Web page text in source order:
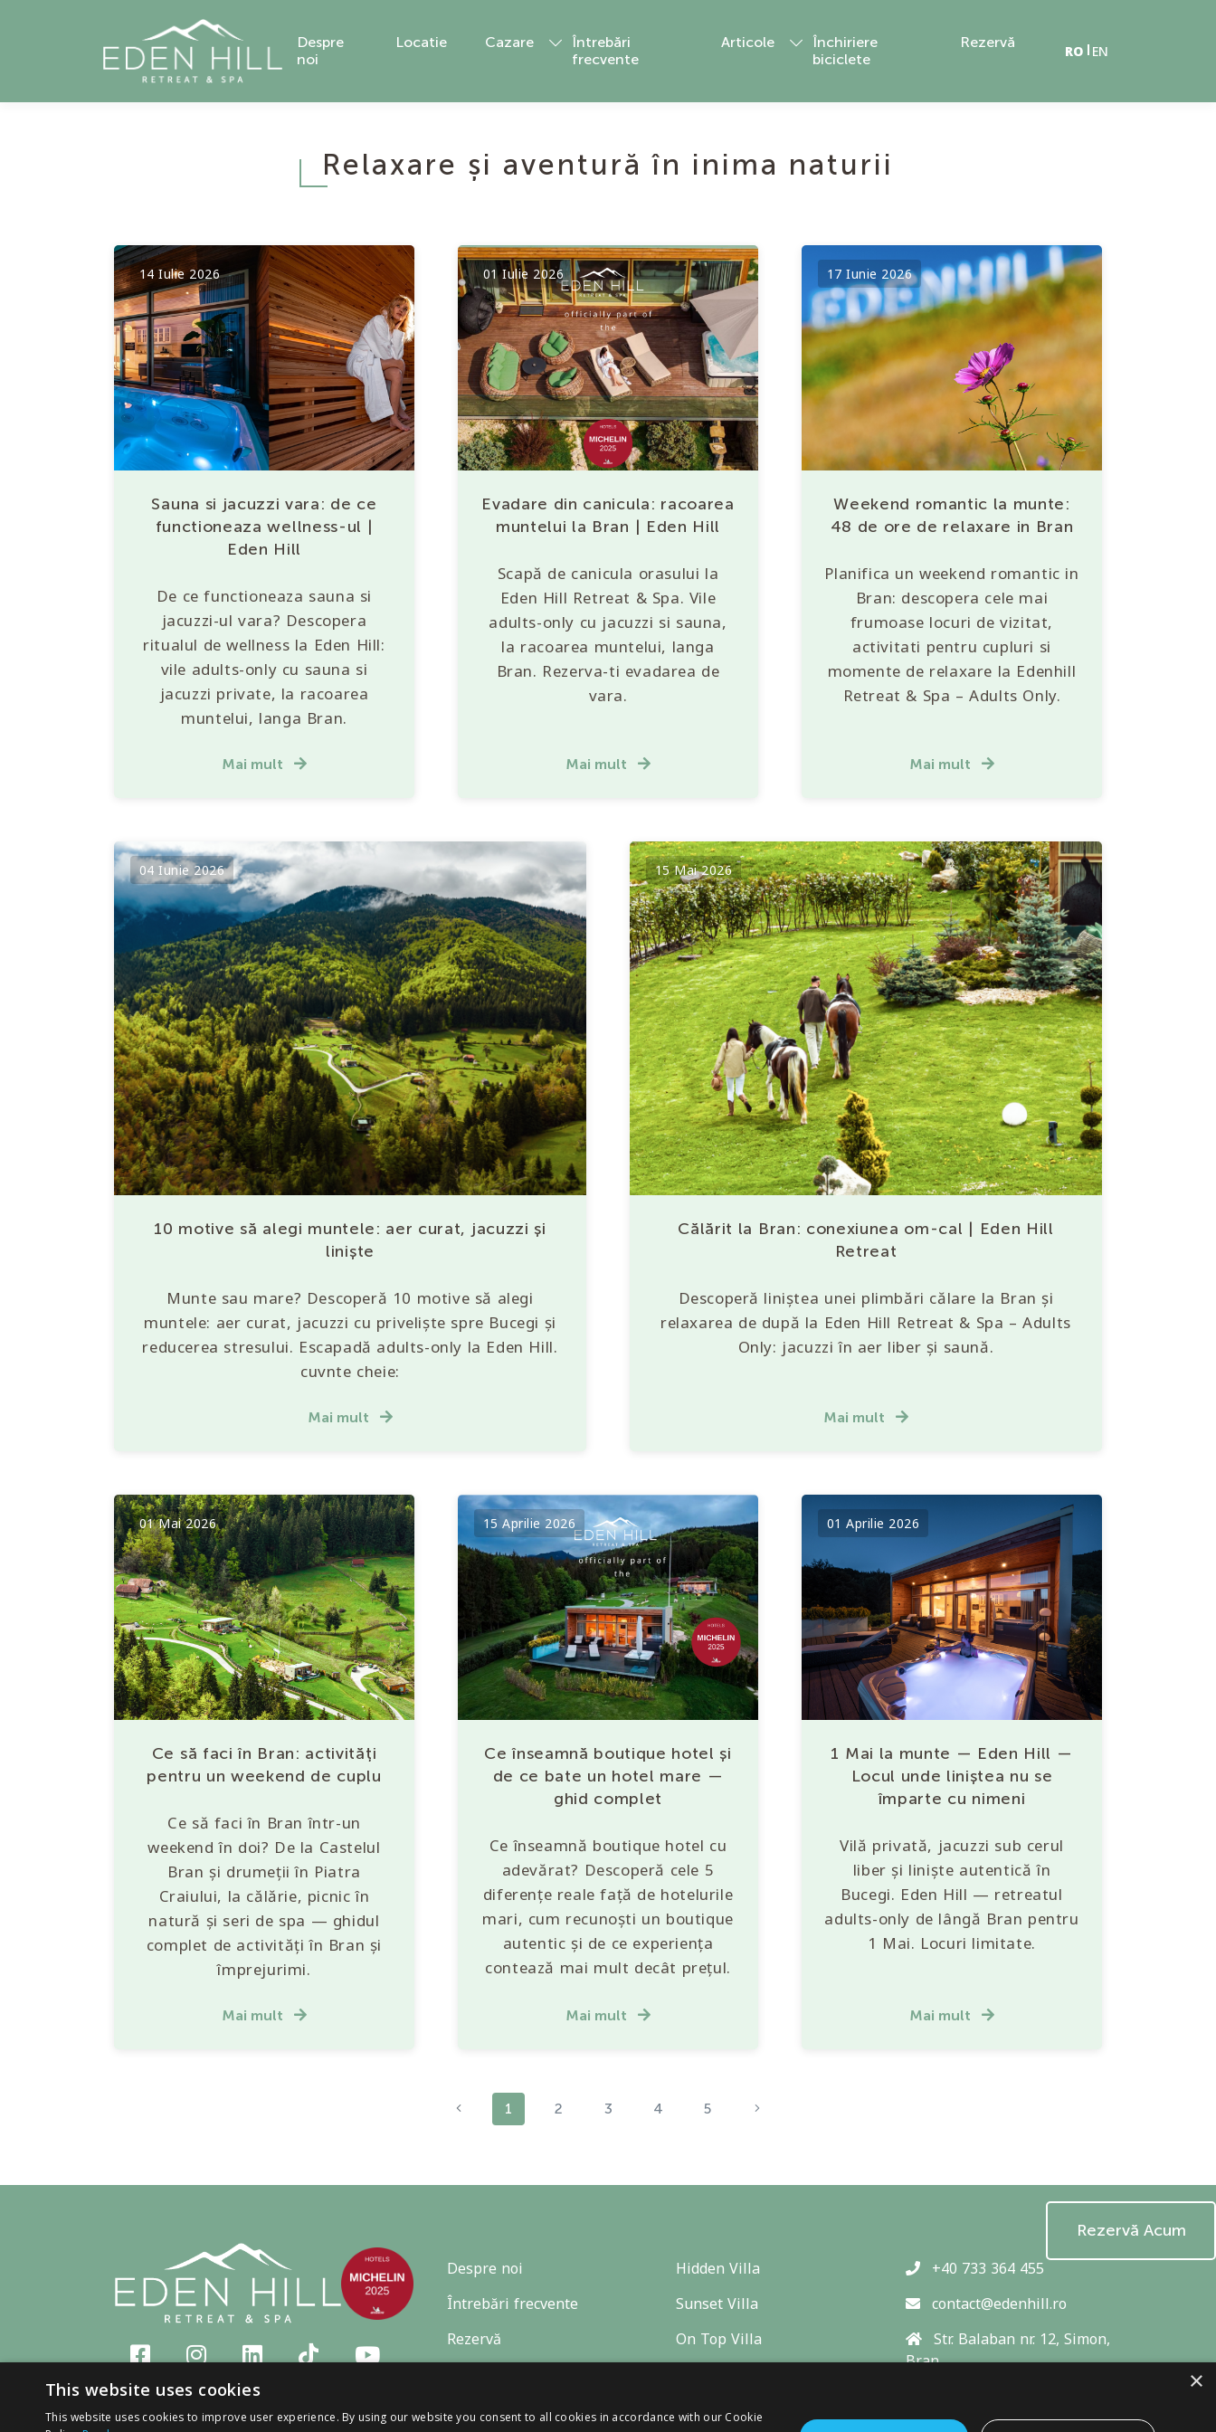
Despre
noi
Locatie Cazare
On Top Villa
Hidden Villa
Întrebări
frecvente
Articole
Blog
Închiriere
biciclete
Rezervă
RO EN
Rezervă Acum
Relaxare și aventură în inima naturii
14 Iulie 2026
Sauna si jacuzzi vara: de ce
functioneaza wellness-ul |
Eden Hill
De ce functioneaza sauna si
jacuzzi-ul vara? Descopera
ritualul de wellness la Eden Hill:
vile adults-only cu sauna si
jacuzzi private, la racoarea
muntelui, langa Bran.
Mai mult
01 Iulie 2026
Evadare din canicula: racoarea
muntelui la Bran | Eden Hill
Scapă de canicula orasului la
Eden Hill Retreat & Spa. Vile
adults-only cu jacuzzi si sauna,
la racoarea muntelui, langa
Bran. Rezerva-ti evadarea de
vara.
Mai mult
17 Iunie 2026
Weekend romantic la munte:
48 de ore de relaxare in Bran
Planifica un weekend romantic in
Bran: descopera cele mai
frumoase locuri de vizitat,
activitati pentru cupluri si
momente de relaxare la Edenhill
Retreat & Spa – Adults Only.
Mai mult
04 Iunie 2026
10 motive să alegi muntele: aer curat, jacuzzi și
liniște
Munte sau mare? Descoperă 10 motive să alegi
muntele: aer curat, jacuzzi cu priveliște spre Bucegi și
reducerea stresului. Escapadă adults-only la Eden Hill.
cuvnte cheie:
Mai mult
15 Mai 2026
Călărit la Bran: conexiunea om-cal | Eden Hill
Retreat
Descoperă liniștea unei plimbări călare la Bran și
relaxarea de după la Eden Hill Retreat & Spa – Adults
Only: jacuzzi în aer liber și saună.
Mai mult
01 Mai 2026
Ce să faci în Bran: activități
pentru un weekend de cuplu
Ce să faci în Bran într-un
weekend în doi? De la Castelul
Bran și drumeții în Piatra
Craiului, la călărie, picnic în
natură și seri de spa — ghidul
complet de activități în Bran și
împrejurimi.
Mai mult
15 Aprilie 2026
Ce înseamnă boutique hotel și
de ce bate un hotel mare —
ghid complet
Ce înseamnă boutique hotel cu
adevărat? Descoperă cele 5
diferențe reale față de hotelurile
mari, cum recunoști un boutique
autentic și de ce experiența
contează mai mult decât prețul.
Mai mult
01 Aprilie 2026
1 Mai la munte — Eden Hill —
Locul unde liniștea nu se
împarte cu nimeni
Vilă privată, jacuzzi sub cerul
liber și liniște autentică în
Bucegi. Eden Hill — retreatul
adults-only de lângă Bran pentru
1 Mai. Locuri limitate.
Mai mult
1 2 3 4 5
Despre noi
Întrebări frecvente
Rezervă
Hidden Villa
Sunset Villa
On Top Villa
+40 733 364 455
contact@edenhill.ro
Str. Balaban nr. 12, Simon,
Bran
×
This website uses cookies
This website uses cookies to improve user experience. By using our website you consent to all cookies in accordance with our Cookie